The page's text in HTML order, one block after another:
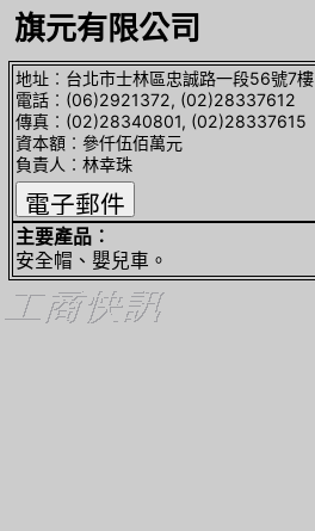
旗元有限公司
地址︰台北市士林區忠誠路一段56號7樓
電話︰(06)2921372, (02)28337612
傳真︰(02)28340801, (02)28337615
資本額︰參仟伍佰萬元
負責人︰林幸珠
主要產品︰
安全帽、嬰兒車。